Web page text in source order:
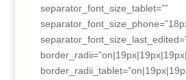
separator_font_size_tablet=””